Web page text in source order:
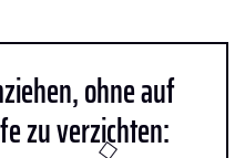
ohne auf
zu verzichten: